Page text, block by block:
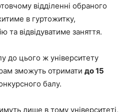
відділенні обраного
в гуртожитку,
та відвідуватиме заняття.
до цього ж університету
зможуть отримати до 15
балу.
лише в тому університеті,